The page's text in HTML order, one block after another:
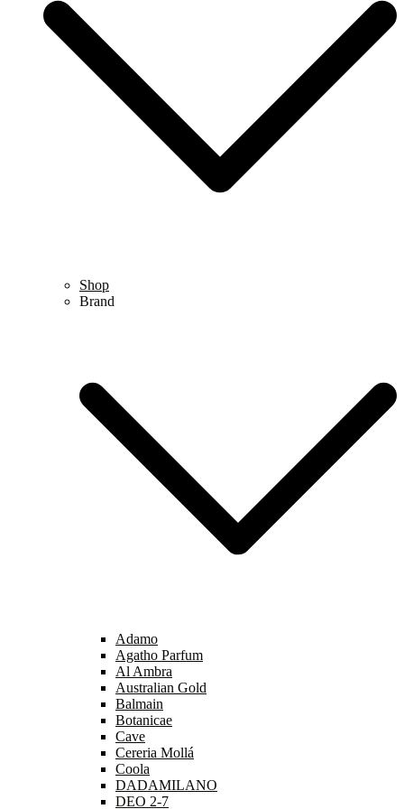
Shop
Brand
Adamo
Agatho Parfum
Al Ambra
Australian Gold
Balmain
Botanicae
Cave
Cereria Mollá
Coola
DADAMILANO
DEO 2-7